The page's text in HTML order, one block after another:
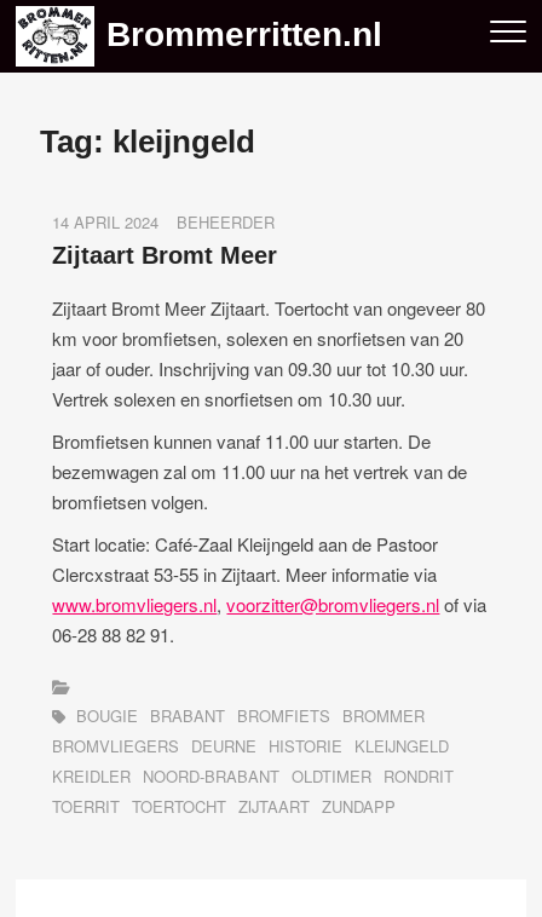
Skip
content
Brommerritten.nl
Tag: kleijngeld
14 APRIL 2024 BEHEERDER
Zijtaart Bromt Meer
Zijtaart Bromt Meer Zijtaart. Toertocht van ongeveer 80
km voor bromfietsen, solexen en snorfietsen van 20
jaar of ouder. Inschrijving van 09.30 uur tot 10.30 uur.
Vertrek solexen en snorfietsen om 10.30 uur.
Bromfietsen kunnen vanaf 11.00 uur starten. De
bezemwagen zal om 11.00 uur na het vertrek van de
bromfietsen volgen.
Start locatie: Café-Zaal Kleijngeld aan de Pastoor
Clercxstraat 53-55 in Zijtaart. Meer informatie via
www.bromvliegers.nl,voorzitter@bromvliegers.nlof via
06-28 88 82 91.
BOUGIE BRABANT BROMFIETS
BROMMER
BROMVLIEGERS
DEURNE HISTORIE
KLEIJNGELD
KREIDLER NOORD-BRABANT OLDTIMER RONDRIT
TOERRIT TOERTOCHT ZIJTAART ZUNDAPP